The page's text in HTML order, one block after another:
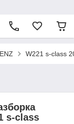
W221 s-class
s-class